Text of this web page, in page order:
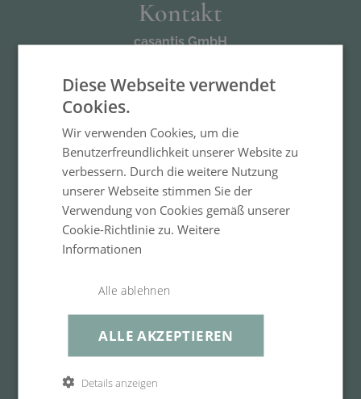
Kontakt
casantis GmbH
Mo–Fr, 10–17 Uhr
Kontaktformular
Informationen
FAQ - häufig gestellte Fragen
Pflegehinweise
Diese Webseite verwendet
Cookies.
Wir verwenden Cookies, um die
Benutzerfreundlichkeit unserer Website zu
verbessern. Durch die weitere Nutzung
unserer Webseite stimmen Sie der
Verwendung von Cookies gemäß unserer
Cookie-Richtlinie zu.Weitere
Informationen
ALLE AKZEPTIEREN
Alle ablehnen
Details anzeigen